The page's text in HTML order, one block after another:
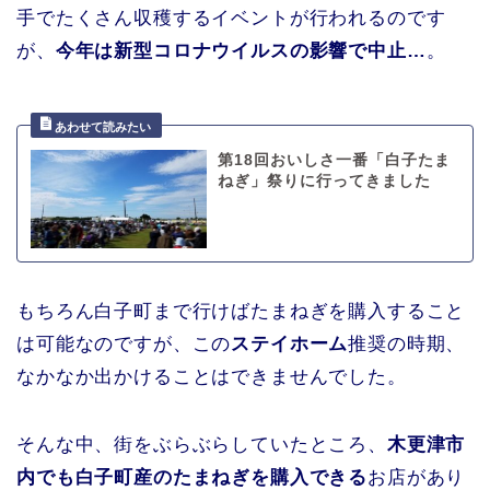
手でたくさん収穫するイベントが行われるのです
が、 今年は新型コロナウイルスの影響で中止… 。
第18回おいしさ一番「白子たま
ねぎ」祭りに行ってきました
もちろん白子町まで行けばたまねぎを購入すること
は可能なのですが、このステイホーム推奨の時期、
なかなか出かけることはできませんでした。
そんな中、街をぶらぶらしていたところ、 木更津市
内でも白子町産のたまねぎを購入できるお店があり